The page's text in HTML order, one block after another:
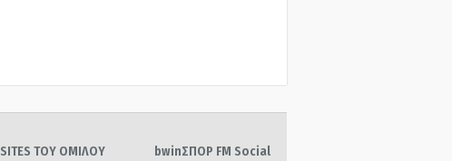
SITES ΤΟΥ ΟΜΙΛΟΥ bwinΣΠΟΡ FM Social